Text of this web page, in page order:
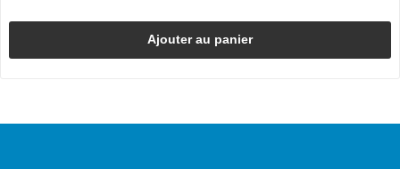
Ajouter au panier